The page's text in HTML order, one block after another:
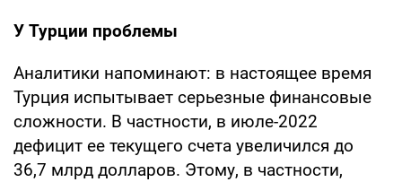
У Турции проблемы
Аналитики напоминают: в настоящее время
Турция испытывает серьезные финансовые
сложности. В частности, в июле-2022
дефицит ее текущего счета увеличился до
36,7 млрд долларов. Этому, в частности,